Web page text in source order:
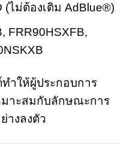
(ไม่ต้องเติม AdBlue®)
FRR90HSXFB,
ำให้ผู้ประกอบการ
มาะสมกับลักษณะการ
างลงตัว